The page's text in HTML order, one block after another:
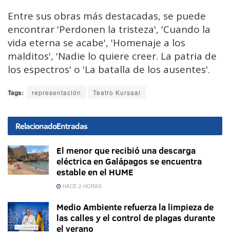
Entre sus obras más destacadas, se puede
encontrar 'Perdonen la tristeza', 'Cuando la
vida eterna se acabe', 'Homenaje a los
malditos', 'Nadie lo quiere creer. La patria de
los espectros' o 'La batalla de los ausentes'.
Tags: representación Teatro Kursaal
RelacionadoEntradas
El menor que recibió una descarga
eléctrica en Galápagos se encuentra
estable en el HUME
HACE 2 HORAS
Medio Ambiente refuerza la limpieza de
las calles y el control de plagas durante
el verano